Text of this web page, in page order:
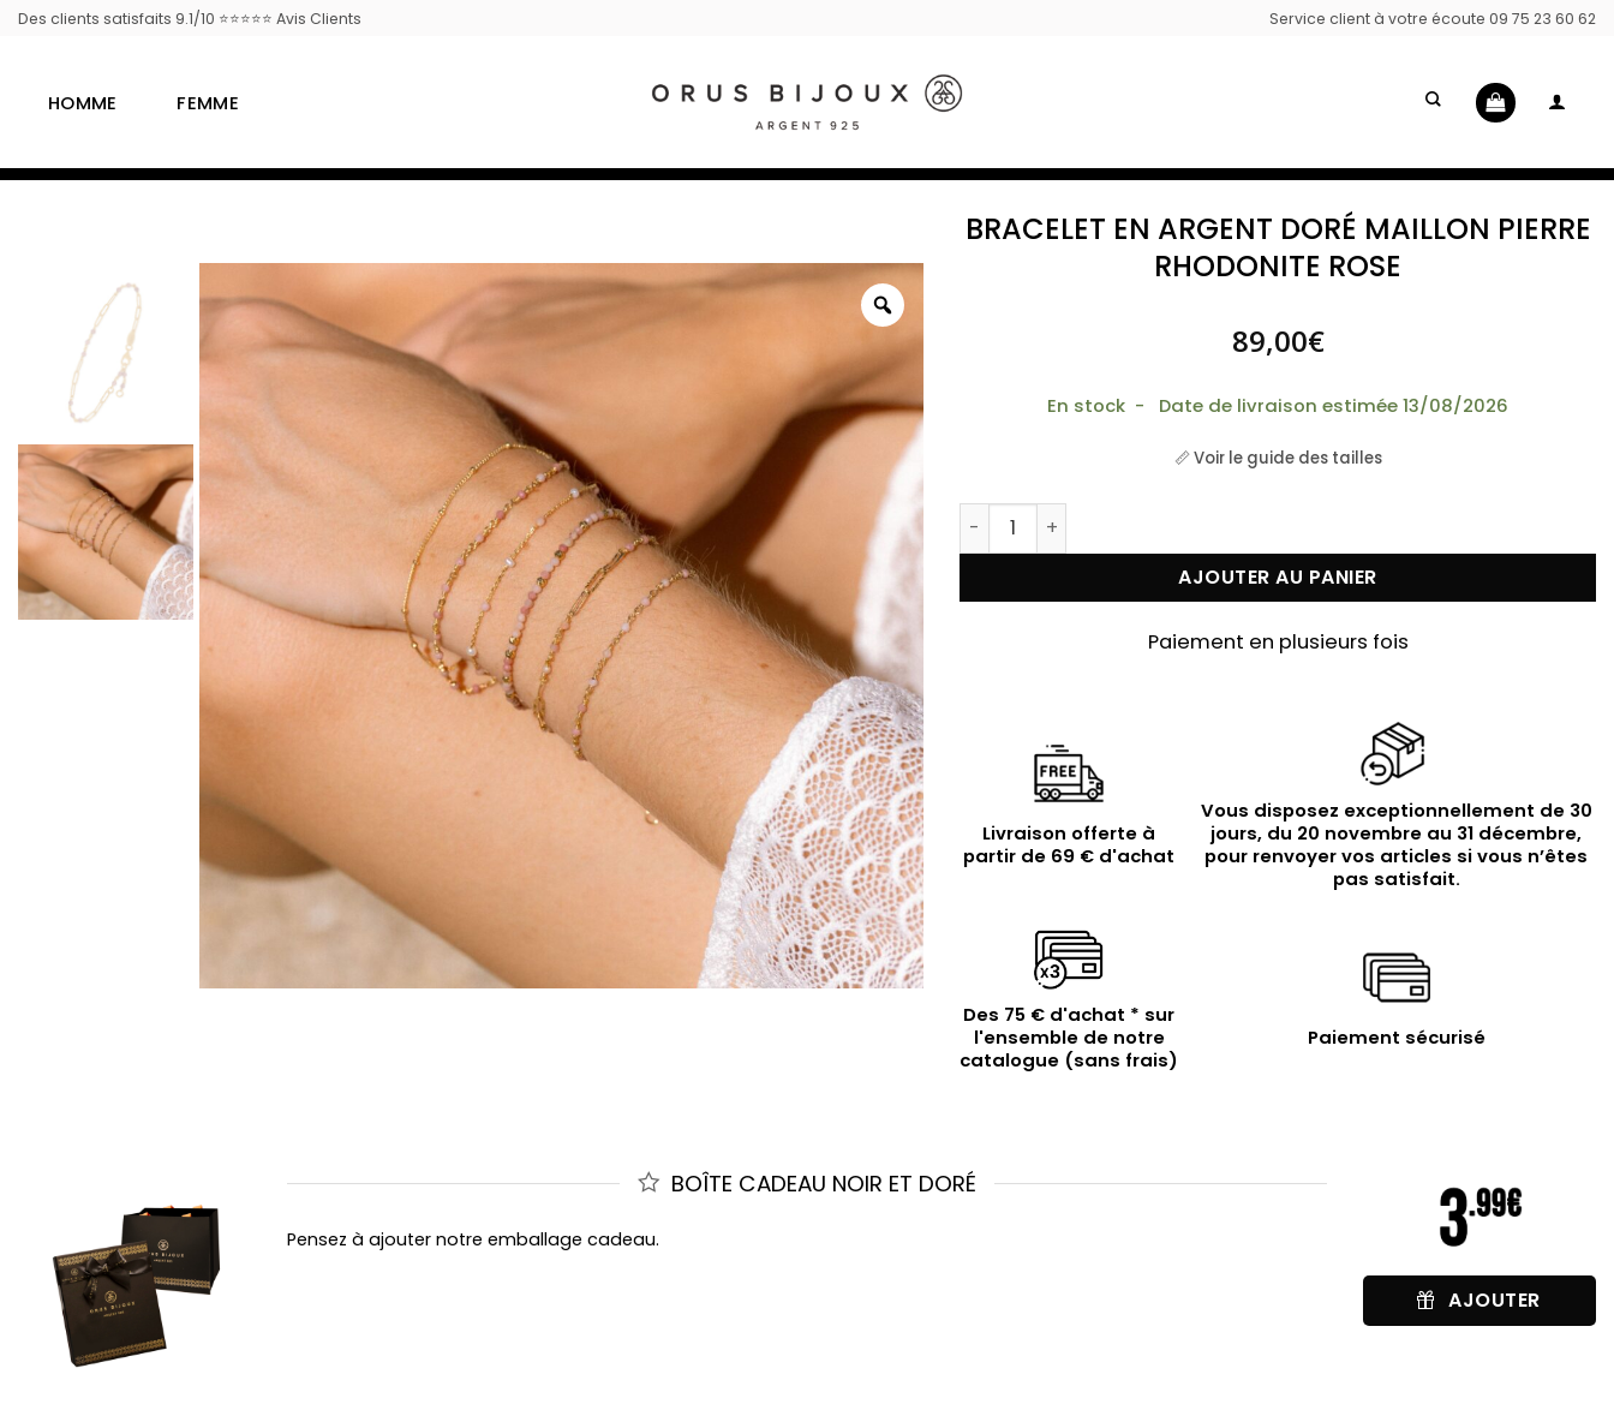
Passer
Des clients satisfaits 9.1/10 ⭐⭐⭐⭐⭐ Avis Clients Service client à votre écoute 09 75 23 60 62
HOMME FEMME
BRACELET EN ARGENT DORÉ MAILLON PIERRE
RHODONITE ROSE
89,00€
En stock - Date de livraison estimée 13/08/2026
📏 Voir le guide des tailles
quantité de Bracelet en argent doré maillon pierre rhodonite rose
AJOUTER AU PANIER
Paiement en plusieurs fois
Livraison offerte à
partir de 69 € d'achat
Vous disposez exceptionnellement de 30
jours, du 20 novembre au 31 décembre,
pour renvoyer vos articles si vous n’êtes
pas satisfait.
Des 75 € d'achat * sur
l'ensemble de notre
catalogue (sans frais)
Paiement sécurisé
BOÎTE CADEAU NOIR ET DORÉ
Pensez à ajouter notre emballage cadeau.
AJOUTER